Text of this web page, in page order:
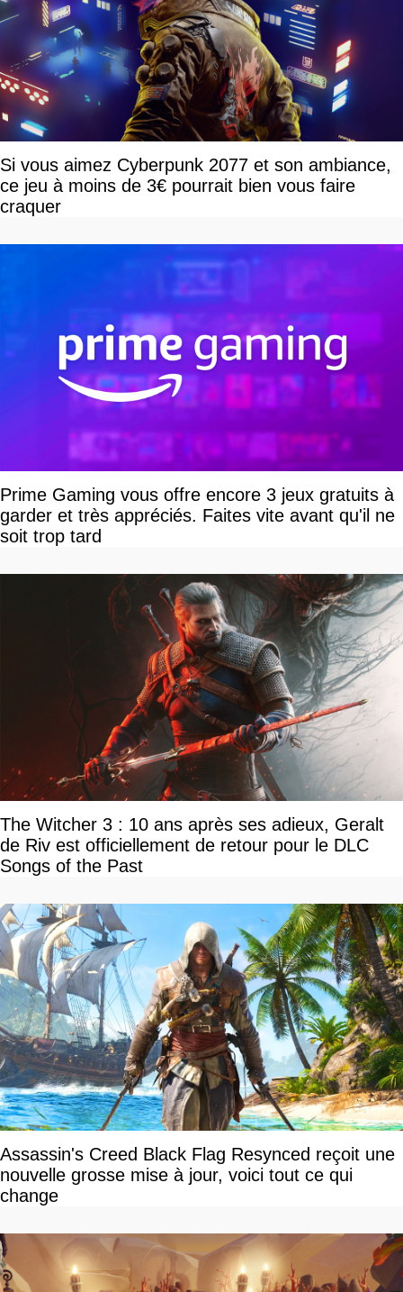
Si vous aimez Cyberpunk 2077 et son ambiance,
ce jeu à moins de 3€ pourrait bien vous faire
craquer
Prime Gaming vous offre encore 3 jeux gratuits à
garder et très appréciés. Faites vite avant qu'il ne
soit trop tard
The Witcher 3 : 10 ans après ses adieux, Geralt
de Riv est officiellement de retour pour le DLC
Songs of the Past
Assassin's Creed Black Flag Resynced reçoit une
nouvelle grosse mise à jour, voici tout ce qui
change